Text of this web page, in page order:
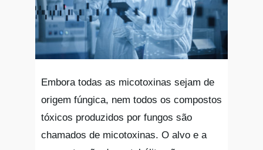
Embora todas as micotoxinas sejam de
origem fúngica, nem todos os compostos
tóxicos produzidos por fungos são
chamados de micotoxinas. O alvo e a